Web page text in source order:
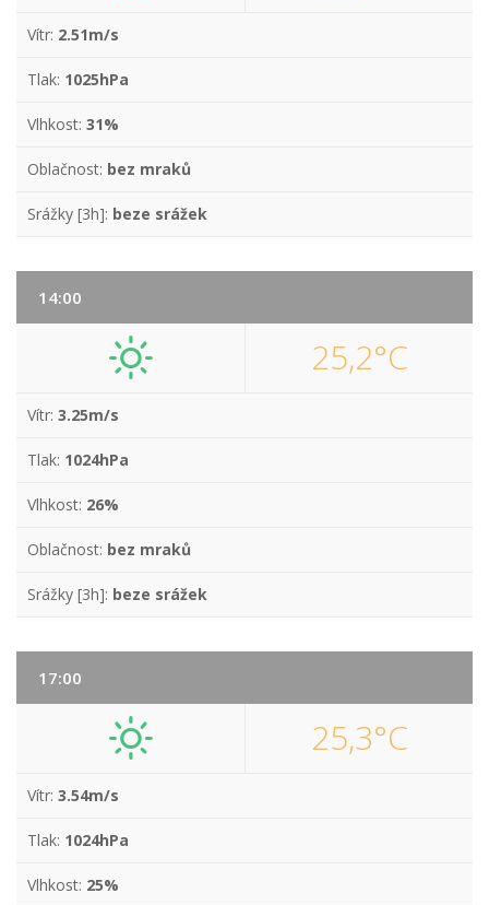
Vítr: 2.51m/s
Tlak: 1025hPa
Vlhkost: 31%
Oblačnost: bez mraků
Srážky [3h]: beze srážek
14:00
25,2°C
Vítr: 3.25m/s
Tlak: 1024hPa
Vlhkost: 26%
Oblačnost: bez mraků
Srážky [3h]: beze srážek
17:00
25,3°C
Vítr: 3.54m/s
Tlak: 1024hPa
Vlhkost: 25%